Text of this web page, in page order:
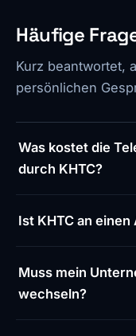
Häufige
Kurz beantwortet,
persönlichen
Was kostet die
durch KHTC?
Ist KHTC an
Muss mein
wechseln?